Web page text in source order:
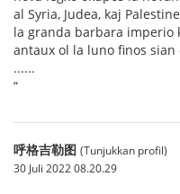
al Syria, Judea, kaj
la granda barbara imperio
antaux ol la luno finos sian
......
“
呼格吉勒图 (Tunjukkan profil)
30 Juli 2022 08.20.29